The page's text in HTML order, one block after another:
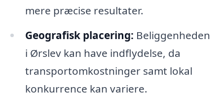
mere præcise resultater.
Geografisk placering: Beliggenheden
i Ørslev kan have indflydelse, da
transportomkostninger samt lokal
konkurrence kan variere.